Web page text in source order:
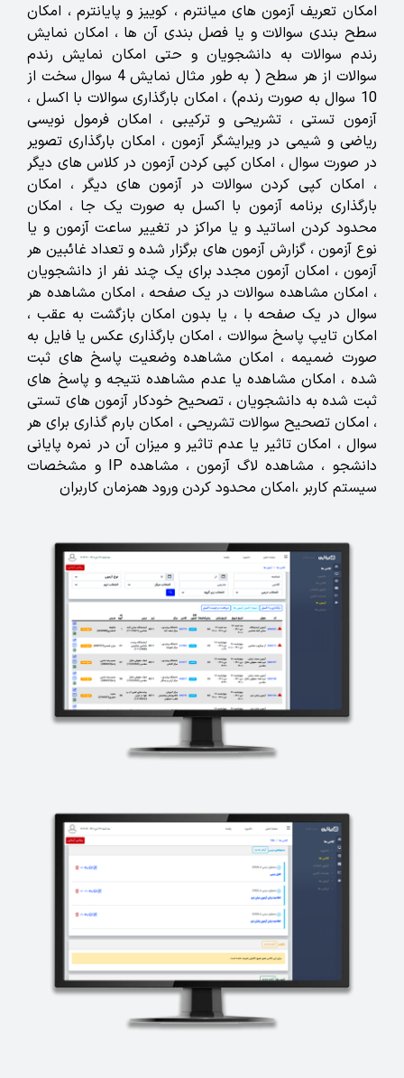
امکان تعریف آزمون های میانترم ، کوییز و پایانترم ، امکان
سطح بندی سوالات و یا فصل بندی آن ها ، امکان نمایش
رندم سوالات به دانشجویان و حتی امکان نمایش رندم
سوالات از هر سطح ( به طور مثال نمایش 4 سوال سخت از
10 سوال به صورت رندم) ، امکان بارگذاری سوالات با اکسل ،
آزمون تستی ، تشریحی و ترکیبی ، امکان فرمول نویسی
ریاضی و شیمی در ویرایشگر آزمون ، امکان بارگذاری تصویر
در صورت سوال ، امکان کپی کردن آزمون در کلاس های دیگر
، امکان کپی کردن سوالات در آزمون های دیگر ، امکان
بارگذاری برنامه آزمون با اکسل به صورت یک جا ، امکان
محدود کردن اساتید و یا مراکز در تغییر ساعت آزمون و یا
نوع آزمون ، گزارش آزمون های برگزار شده و تعداد غائبین هر
آزمون ، امکان آزمون مجدد برای یک چند نفر از دانشجویان
، امکان مشاهده سوالات در یک صفحه ، امکان مشاهده هر
سوال در یک صفحه با ، یا بدون امکان بازگشت به عقب ،
امکان تایپ پاسخ سوالات ، امکان بارگذاری عکس یا فایل به
صورت ضمیمه ، امکان مشاهده وضعیت پاسخ های ثبت
شده ، امکان مشاهده یا عدم مشاهده نتیجه و پاسخ های
ثبت شده به دانشجویان ، تصحیح خودکار آزمون های تستی
، امکان تصحیح سوالات تشریحی ، امکان بارم گذاری برای هر
سوال ، امکان تاثیر یا عدم تاثیر و میزان آن در نمره پایانی
دانشجو ، مشاهده لاگ آزمون ، مشاهده IP و مشخصات
سیستم کاربر ،امکان محدود کردن ورود همزمان کاربران